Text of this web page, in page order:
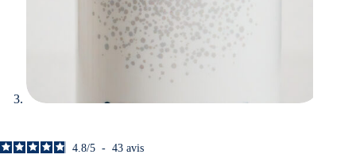
4.8/5 - 43 avis